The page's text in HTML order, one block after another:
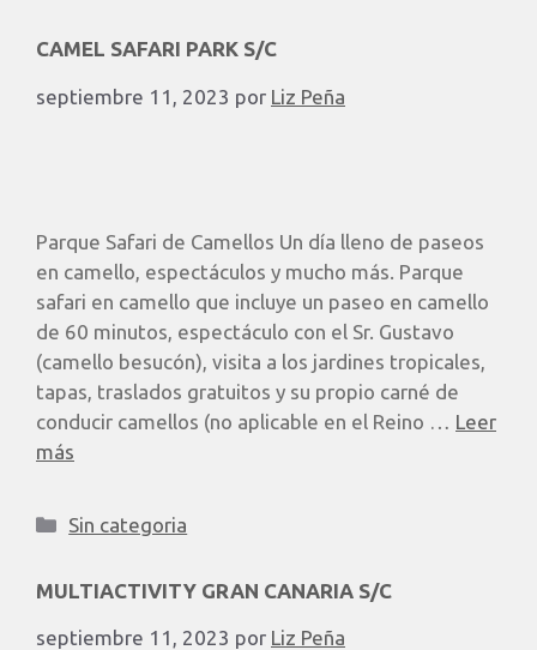
CAMEL SAFARI PARK S/C
septiembre 11, 2023 por Liz Peña
Parque Safari de Camellos Un día lleno de paseos
en camello, espectáculos y mucho más. Parque
safari en camello que incluye un paseo en camello
de 60 minutos, espectáculo con el Sr. Gustavo
(camello besucón), visita a los jardines tropicales,
tapas, traslados gratuitos y su propio carné de
conducir camellos (no aplicable en el Reino … Leer
más
Sin categoria
MULTIACTIVITY GRAN CANARIA S/C
septiembre 11, 2023 por Liz Peña